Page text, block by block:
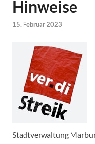
Hinweise
15. Februar 2023
Stadtverwaltung